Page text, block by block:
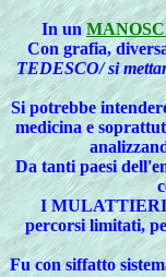
In un
Con grafia,
TEDESCO/ si
Si potrebbe
medicina e
Da tanti paesi
I MULATTIERI
percorsi limitati,
Fu con siffatto